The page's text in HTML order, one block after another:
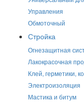
Управления
Обмоточный
Стройка
Огнезащитная
Лакокрасочная
Клей, герметики,
Электроизоляция
Мастика и битум